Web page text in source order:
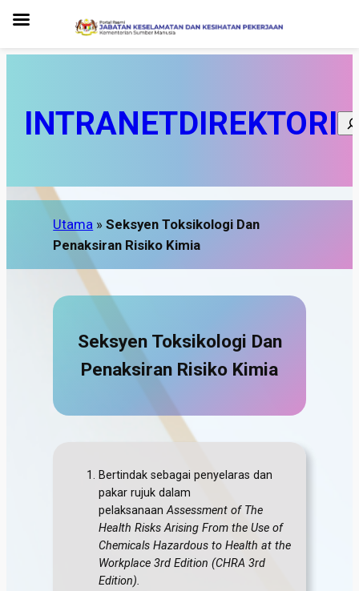
INTRANETDIREKTORI
Utama »Seksyen Toksikologi Dan
Penaksiran Risiko Kimia
Seksyen Toksikologi Dan
Penaksiran Risiko Kimia
Bertindak sebagai penyelaras dan
pakar rujuk dalam
pelaksanaan Assessment of The
Health Risks Arising From the Use of
Chemicals Hazardous to Health at the
Workplace 3rd Edition (CHRA 3rd
Edition).